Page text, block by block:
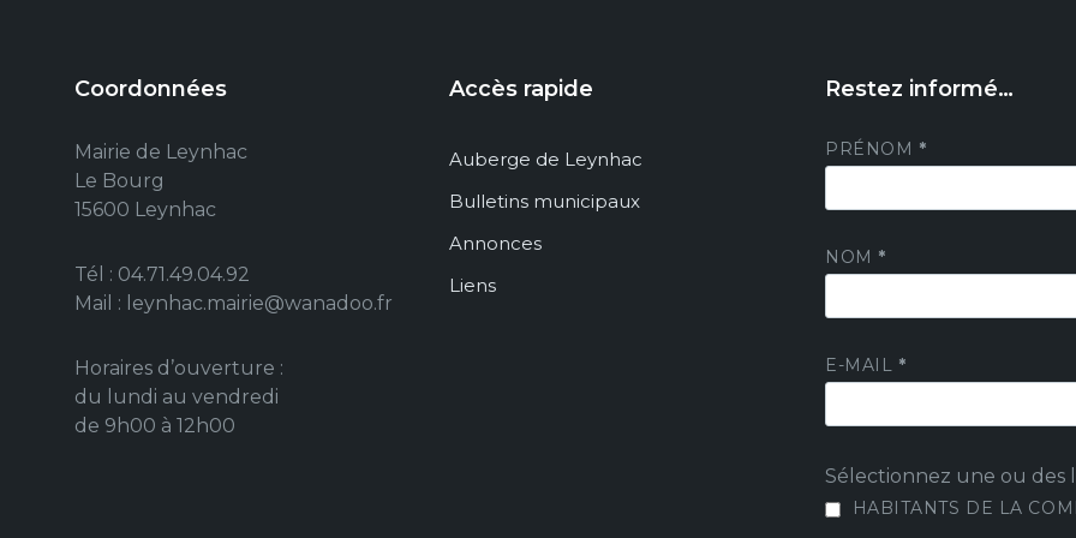
Coordonnées
Mairie de Leynhac
Le Bourg
15600 Leynhac
Tél : 04.71.49.04.92
Mail : leynhac.mairie@wanadoo.fr
Horaires d’ouverture :
du lundi au vendredi
de 9h00 à 12h00
Accès rapide
Auberge de Leynhac
Bulletins municipaux
Annonces
Liens
Restez informé…
PRÉNOM *
NOM *
E-MAIL *
Sélectionnez une ou des
HABITANTS DE LA